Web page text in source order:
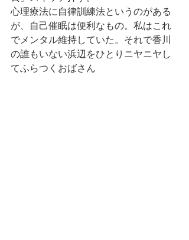
心理療法に自律訓練法というのがある
が、自己催眠は便利なもの。私はこれ
でメンタル維持していた。それで香川
の誰もいない浜辺をひとりニヤニヤし
てふらつくおばさん